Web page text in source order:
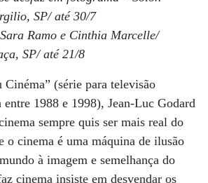
SP/ até 30/7
Ramo e Cinthia Marcelle/
SP/ até 21/8
(série para televisão
entre 1988 e 1998), Jean-Luc Godard
sempre quis ser mais real do
o cinema é uma máquina de ilusão
à imagem e semelhança do
cinema insiste em desvendar os